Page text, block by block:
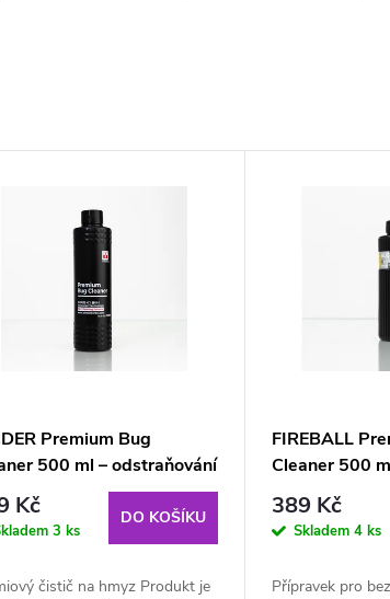
Premium Bug
500 ml – odstraňování
a nečistot z vozidel
Kč
3 ks
DO KOŠÍKU
čistič na hmyz Produkt je
FIREBALL
Cleaner 500
hmyzu a
389 Kč
Skladem 4 ks
Přípravek pro